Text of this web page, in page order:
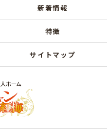
新着情報
特徴
サイトマップ